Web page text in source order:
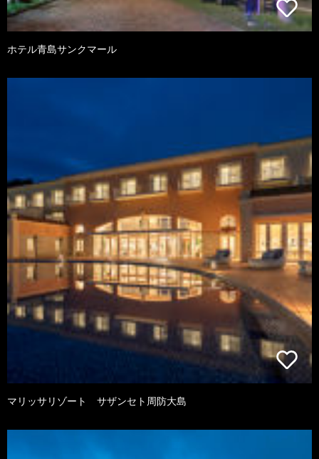
ホテル青島サンクマール
マリッサリゾート サザンセト周防大島